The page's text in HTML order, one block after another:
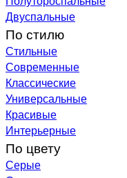
Двуспальные
По стилю
Стильные
Современные
Классические
Универсальные
Красивые
Интерьерные
По цвету
Серые